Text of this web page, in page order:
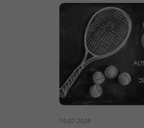
10.07.2024